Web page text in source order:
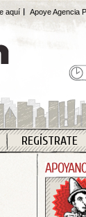
aquí Apoye Agencia
REGÍSTRATE